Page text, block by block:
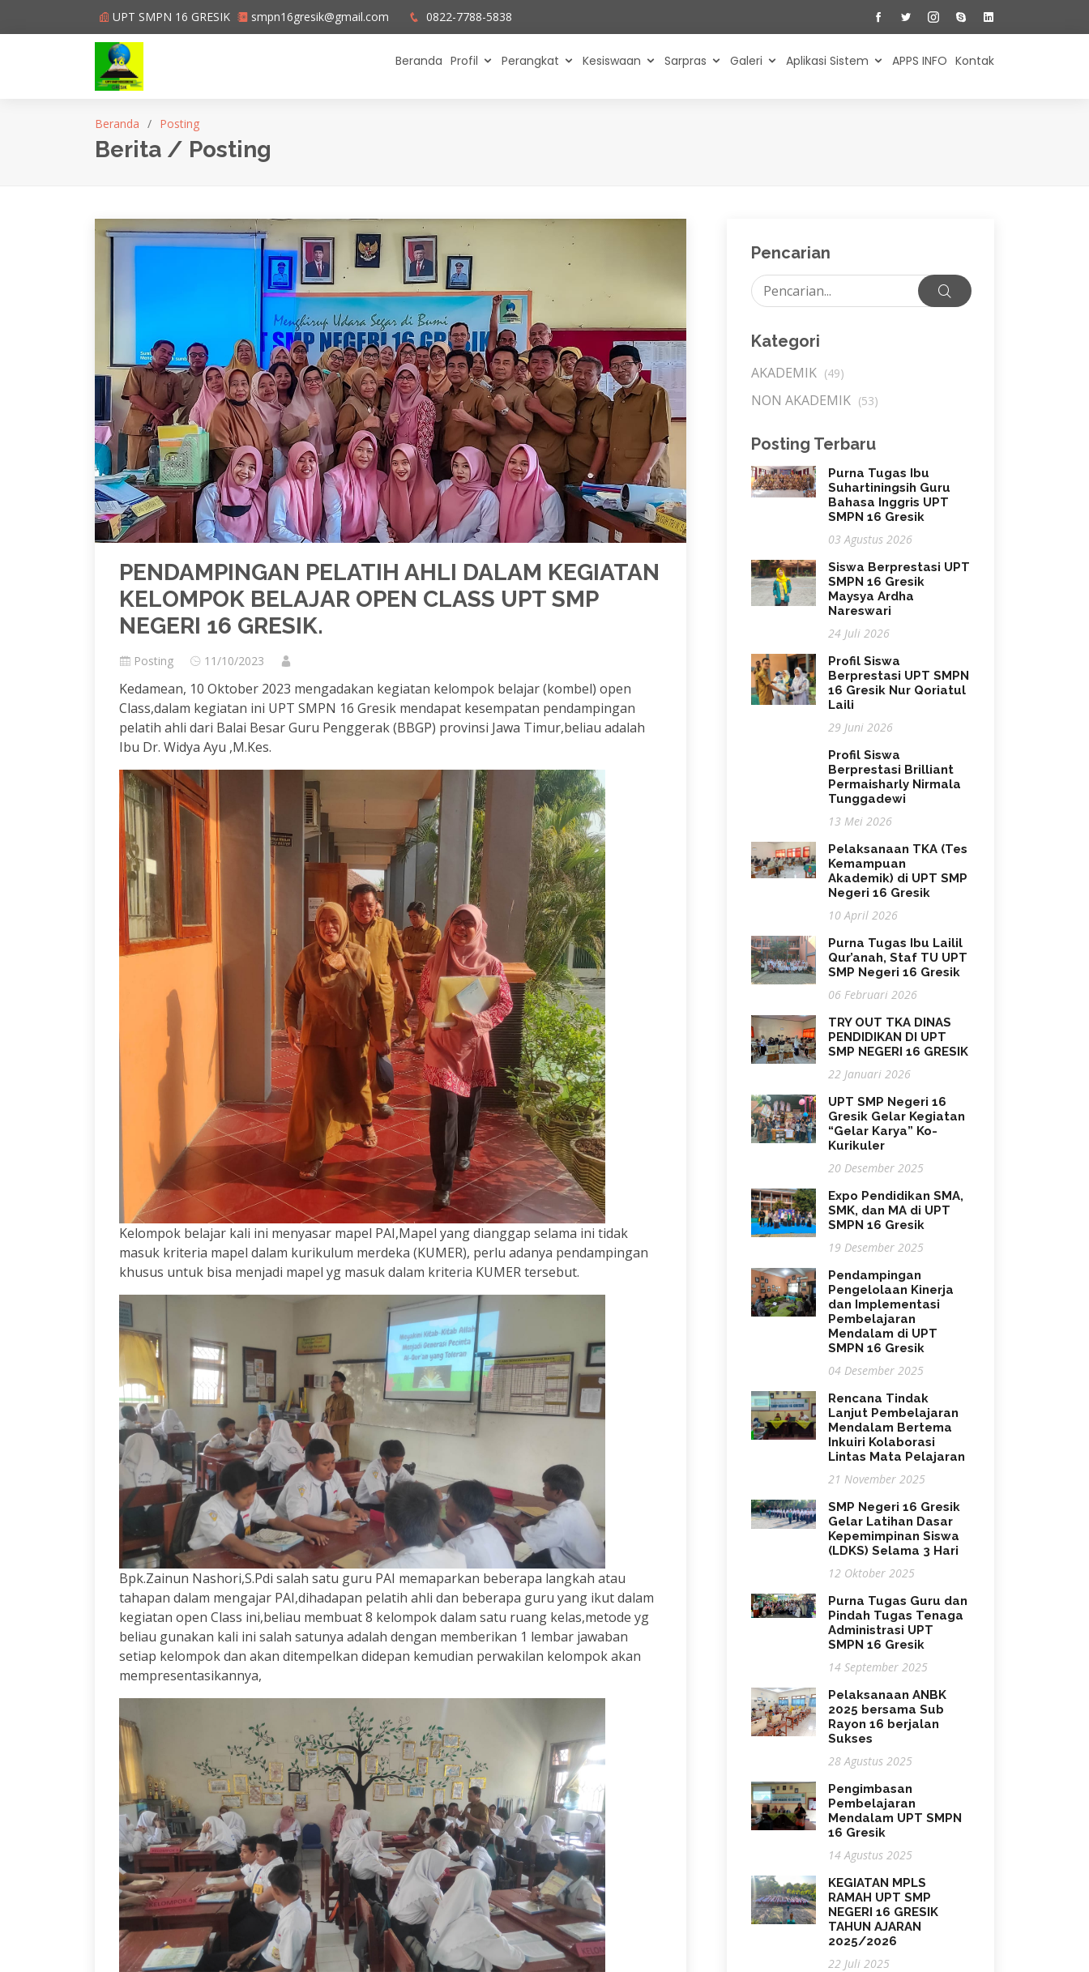
UPT SMPN 16 GRESIK smpn16gresik@gmail.com 0822-7788-5838
Beranda Profil Perangkat Kesiswaan Sarpras Galeri Aplikasi Sistem APPS INFO Kontak
Beranda Posting
Berita / Posting
PENDAMPINGAN PELATIH AHLI DALAM KEGIATAN
KELOMPOK BELAJAR OPEN CLASS UPT SMP
NEGERI 16 GRESIK.
Posting 11/10/2023
Kedamean, 10 Oktober 2023 mengadakan kegiatan kelompok belajar (kombel) open
Class,dalam kegiatan ini UPT SMPN 16 Gresik mendapat kesempatan pendampingan
pelatih ahli dari Balai Besar Guru Penggerak (BBGP) provinsi Jawa Timur,beliau adalah
Ibu Dr. Widya Ayu ,M.Kes.
Kelompok belajar kali ini menyasar mapel PAI,Mapel yang dianggap selama ini tidak
masuk kriteria mapel dalam kurikulum merdeka (KUMER), perlu adanya pendampingan
khusus untuk bisa menjadi mapel yg masuk dalam kriteria KUMER tersebut.
Bpk.Zainun Nashori,S.Pdi salah satu guru PAI memaparkan beberapa langkah atau
tahapan dalam mengajar PAI,dihadapan pelatih ahli dan beberapa guru yang ikut dalam
kegiatan open Class ini,beliau membuat 8 kelompok dalam satu ruang kelas,metode yg
beliau gunakan kali ini salah satunya adalah dengan memberikan 1 lembar jawaban
setiap kelompok dan akan ditempelkan didepan kemudian perwakilan kelompok akan
mempresentasikannya,
Pencarian
Kategori
AKADEMIK (49)
NON AKADEMIK (53)
Posting Terbaru
Purna Tugas Ibu
Suhartiningsih Guru
Bahasa Inggris UPT
SMPN 16 Gresik
03 Agustus 2026
Siswa Berprestasi UPT
SMPN 16 Gresik
Maysya Ardha
Nareswari
24 Juli 2026
Profil Siswa
Berprestasi UPT SMPN
16 Gresik Nur Qoriatul
Laili
29 Juni 2026
Profil Siswa
Berprestasi Brilliant
Permaisharly Nirmala
Tunggadewi
13 Mei 2026
Pelaksanaan TKA (Tes
Kemampuan
Akademik) di UPT SMP
Negeri 16 Gresik
10 April 2026
Purna Tugas Ibu Lailil
Qur’anah, Staf TU UPT
SMP Negeri 16 Gresik
06 Februari 2026
TRY OUT TKA DINAS
PENDIDIKAN DI UPT
SMP NEGERI 16 GRESIK
22 Januari 2026
UPT SMP Negeri 16
Gresik Gelar Kegiatan
“Gelar Karya” Ko-
Kurikuler
20 Desember 2025
Expo Pendidikan SMA,
SMK, dan MA di UPT
SMPN 16 Gresik
19 Desember 2025
Pendampingan
Pengelolaan Kinerja
dan Implementasi
Pembelajaran
Mendalam di UPT
SMPN 16 Gresik
04 Desember 2025
Rencana Tindak
Lanjut Pembelajaran
Mendalam Bertema
Inkuiri Kolaborasi
Lintas Mata Pelajaran
21 November 2025
SMP Negeri 16 Gresik
Gelar Latihan Dasar
Kepemimpinan Siswa
(LDKS) Selama 3 Hari
12 Oktober 2025
Purna Tugas Guru dan
Pindah Tugas Tenaga
Administrasi UPT
SMPN 16 Gresik
14 September 2025
Pelaksanaan ANBK
2025 bersama Sub
Rayon 16 berjalan
Sukses
28 Agustus 2025
Pengimbasan
Pembelajaran
Mendalam UPT SMPN
16 Gresik
14 Agustus 2025
KEGIATAN MPLS
RAMAH UPT SMP
NEGERI 16 GRESIK
TAHUN AJARAN
2025/2026
22 Juli 2025